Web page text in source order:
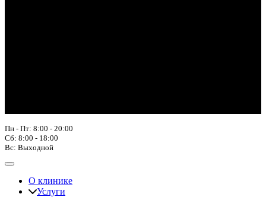
Пн - Пт: 8:00 - 20:00
Сб: 8:00 - 18:00
Вс: Выходной
О клинике
Услуги